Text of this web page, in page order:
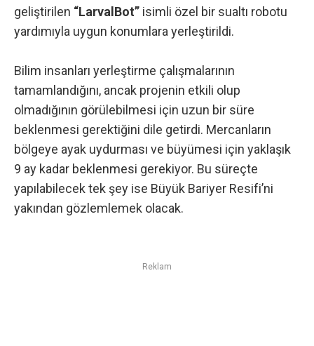
geliştirilen “LarvalBot” isimli özel bir sualtı robotu
yardımıyla uygun konumlara yerleştirildi.
Bilim insanları yerleştirme çalışmalarının
tamamlandığını, ancak projenin etkili olup
olmadığının görülebilmesi için uzun bir süre
beklenmesi gerektiğini dile getirdi. Mercanların
bölgeye ayak uydurması ve büyümesi için yaklaşık
9 ay kadar beklenmesi gerekiyor. Bu süreçte
yapılabilecek tek şey ise Büyük Bariyer Resifi’ni
yakından gözlemlemek olacak.
Reklam